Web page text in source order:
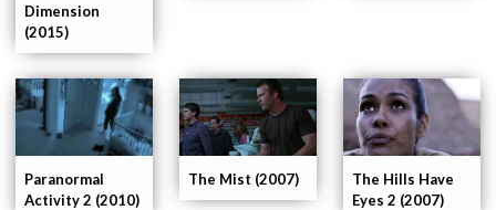
Paranormal
Activity 2 (2010)
Dimension
(2015)
The Hills Have
Eyes 2 (2007)
The Mist (2007)